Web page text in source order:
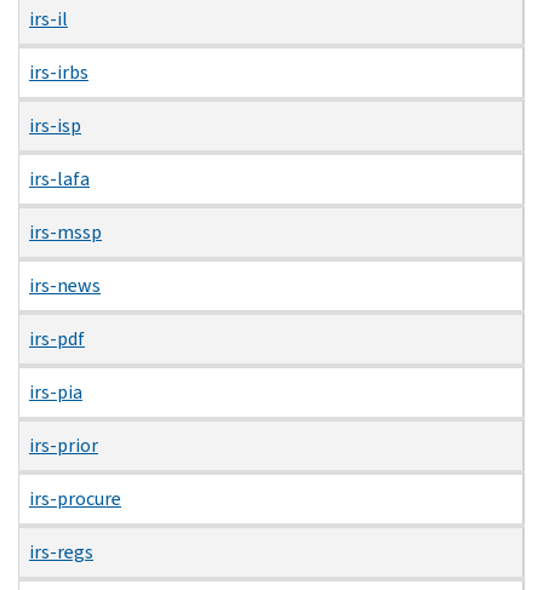
irs-il
irs-irbs
irs-isp
irs-lafa
irs-mssp
irs-news
irs-pdf
irs-pia
irs-prior
irs-procure
irs-regs